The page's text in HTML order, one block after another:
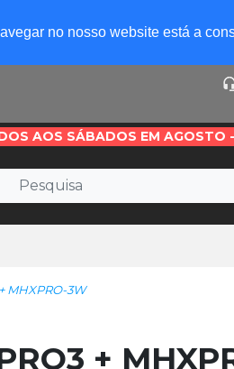
no nosso website está a
AOS SÁBADOS EM AGOSTO
MHXPRO-3W
+